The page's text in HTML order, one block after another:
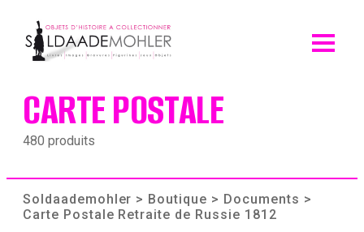
content
CARTE POSTALE
480 produits
Soldaademohler > Boutique > Documents >
Carte Postale Retraite de Russie 1812